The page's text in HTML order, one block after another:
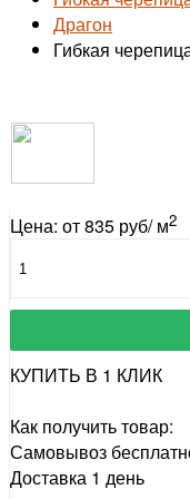
Драгон
Гибкая
Цена: от 835 руб/ м2
КУПИТЬ В 1 КЛИК
Как получить товар:
Самовывоз
Доставка 1 день